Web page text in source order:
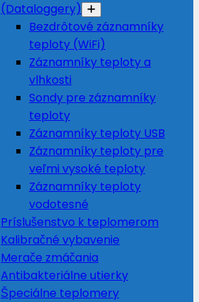
(Dataloggery)
Bezdrôtové záznamníky
teploty (WiFi)
Záznamníky teploty a
vlhkosti
Sondy pre záznamníky
teploty
Záznamníky teploty USB
Záznamníky teploty pre
veľmi vysoké teploty
Záznamníky teploty
vodotesné
Príslušenstvo k teplomerom
Kalibračné vybavenie
Merače zmáčania
Antibakteriálne utierky
Špeciálne teplomery